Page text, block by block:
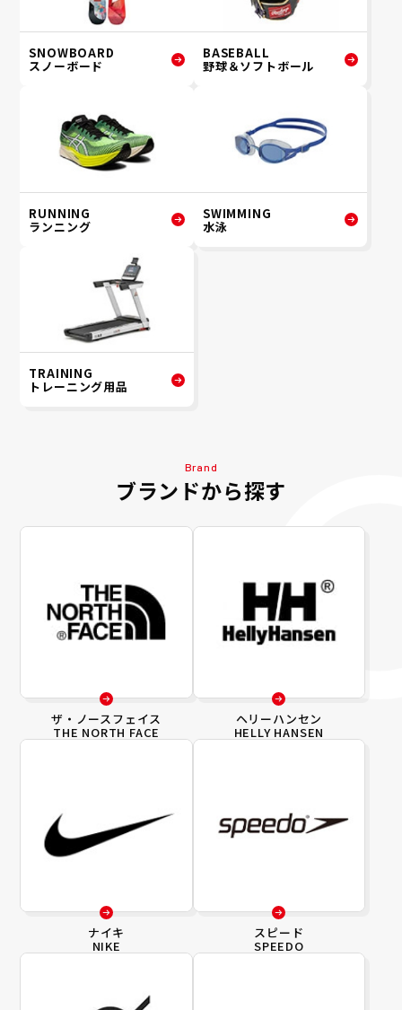
SNOWBOARD
スノーボード
BASEBALL
野球＆ソフトボール
RUNNING
ランニング
SWIMMING
水泳
TRAINING
トレーニング用品
Brand
ブランドから探す
ザ・ノースフェイス
THE NORTH FACE
ヘリーハンセン
HELLY HANSEN
ナイキ
NIKE
スピード
SPEEDO